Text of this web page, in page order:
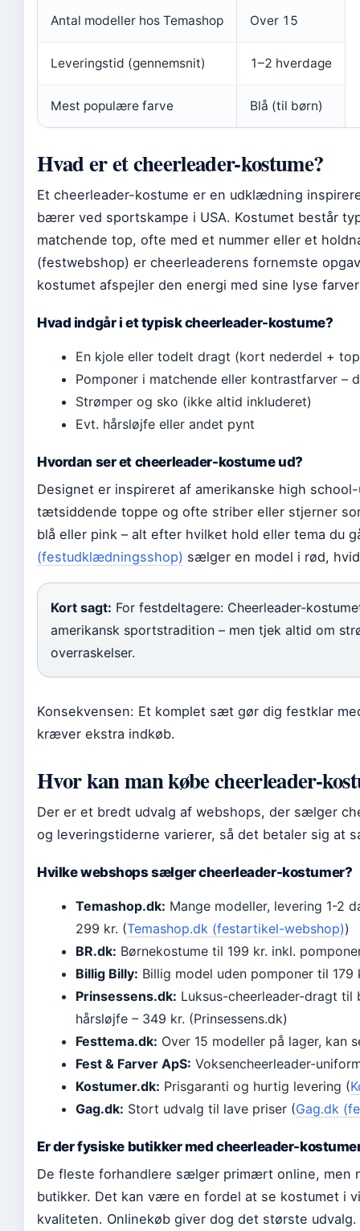
Antal modeller hos Temashop Over 15
Leveringstid (gennemsnit) 1–2 hverdage
Mest populære farve Blå (til børn)
Hvad er et cheerleader-kostume?
Et cheerleader-kostume er en udklædning
bærer ved sportskampe i USA. Kostumet består
matchende top, ofte med et nummer eller et
(festwebshop) er cheerleaderens fornemste
kostumet afspejler den energi med sine lyse
Hvad indgår i et typisk cheerleader-kostume?
En kjole eller todelt dragt (kort nederdel +
Pomponer i matchende eller kontrastfarver –
Strømper og sko (ikke altid inkluderet)
Evt. hårsløjfe eller andet pynt
Hvordan ser et cheerleader-kostume ud?
Designet er inspireret af amerikanske high
tætsiddende toppe og ofte striber eller stjerner
blå eller pink – alt efter hvilket hold eller tema du
(festudklædningsshop) sælger en model i rød,
Kort sagt: For festdeltagere: Cheerleader-
amerikansk sportstradition – men tjek altid om
overraskelser.
Konsekvensen: Et komplet sæt gør dig festklar
kræver ekstra indkøb.
Hvor kan man købe cheerleader-
Der er et bredt udvalg af webshops, der sælger
og leveringstiderne varierer, så det betaler sig at
Hvilke webshops sælger cheerleader-kostumer?
Temashop.dk: Mange modeller, levering 1-2
299 kr. (Temashop.dk (festartikel-webshop))
BR.dk: Børnekostume til 199 kr. inkl.
Billig Billy: Billig model uden pomponer til 179
Prinsessens.dk: Luksus-cheerleader-dragt
hårsløjfe – 349 kr. (Prinsessens.dk)
Festtema.dk: Over 15 modeller på lager, kan
Fest & Farver ApS: Voksencheerleader-
Kostumer.dk: Prisgaranti og hurtig levering (
Gag.dk: Stort udvalg til lave priser (Gag.dk
Er der fysiske butikker med cheerleader-
De fleste forhandlere sælger primært online, men
butikker. Det kan være en fordel at se kostumet i
kvaliteten. Onlinekøb giver dog det største udvalg.